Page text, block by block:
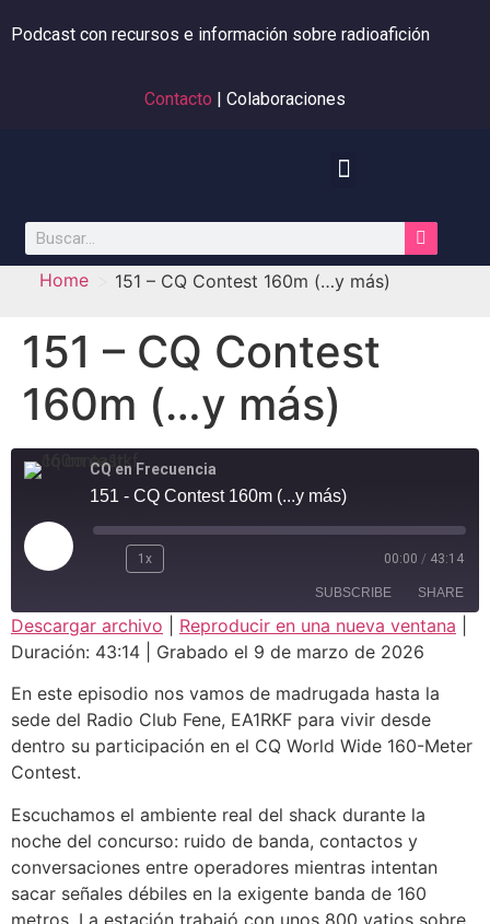
Podcast con recursos e información sobre radioafición
Contacto | Colaboraciones
Home 151 – CQ Contest 160m (…y más)
151 – CQ Contest
160m (…y más)
CQ en Frecuencia
151 - CQ Contest 160m (...y más)
1x 00:00 / 43:14
SUBSCRIBE SHARE
SHARE
LINK
EMBED
Descargar archivo Reproducir en una nueva ventana
Duración: 43:14
Grabado el 9 de marzo de 2026
En este episodio nos vamos de madrugada hasta la
sede del Radio Club Fene, EA1RKF para vivir desde
dentro su participación en el CQ World Wide 160-Meter
Contest.
Escuchamos el ambiente real del shack durante la
noche del concurso: ruido de banda, contactos y
conversaciones entre operadores mientras intentan
sacar señales débiles en la exigente banda de 160
metros. La estación trabajó con unos 800 vatios sobre